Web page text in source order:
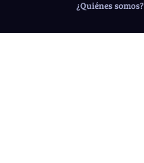
¿Quiénes somos?